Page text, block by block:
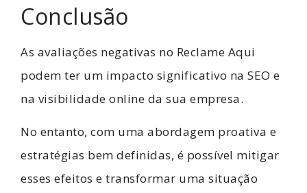
Conclusão
As avaliações negativas no Reclame Aqui
podem ter um impacto significativo na SEO e
na visibilidade online da sua empresa.
No entanto, com uma abordagem proativa e
estratégias bem definidas, é possível mitigar
esses efeitos e transformar uma situação